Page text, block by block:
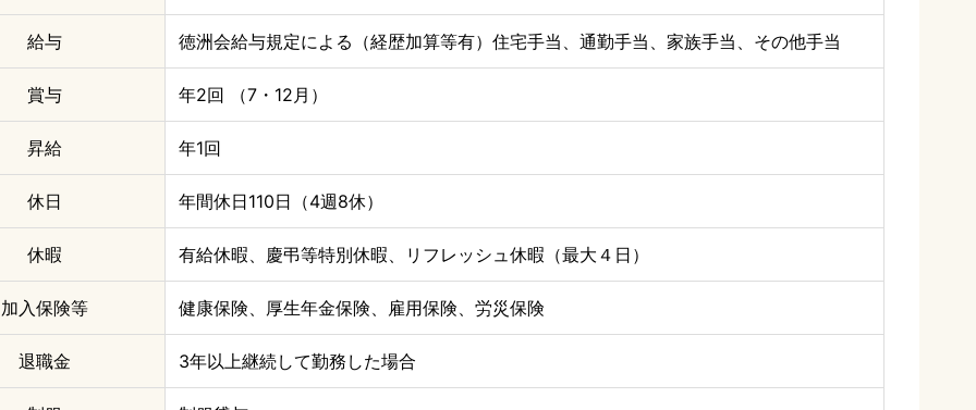
給与 徳洲会給与規定による（経歴加算等有） 住宅手当、通勤手当、家族手当、その他手当
賞与 年2回 （7・12月）
昇給 年1回
休日 年間休日110日（4週8休）
休暇 有給休暇、慶弔等特別休暇、リフレッシュ休暇（最大４日）
加入保険等 健康保険、厚生年金保険、雇用保険、労災保険
退職金 3年以上継続して勤務した場合